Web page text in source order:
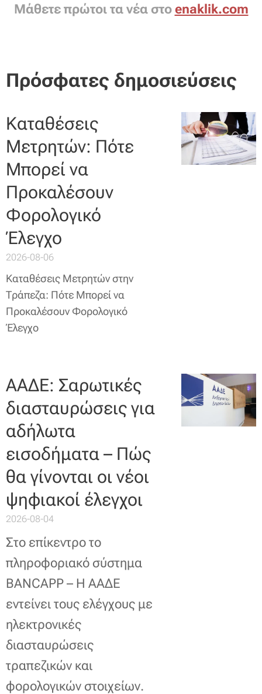
Μάθετε πρώτοι τα νέα στο enaklik.com
Πρόσφατες δημοσιεύσεις
Καταθέσεις
Μετρητών: Πότε
Μπορεί να
Προκαλέσουν
Φορολογικό
Έλεγχο
2026-08-06
Καταθέσεις Μετρητών στην
Τράπεζα: Πότε Μπορεί να
Προκαλέσουν Φορολογικό
Έλεγχο
ΑΑΔΕ: Σαρωτικές
διασταυρώσεις για
αδήλωτα
εισοδήματα – Πώς
θα γίνονται οι νέοι
ψηφιακοί έλεγχοι
2026-08-04
Στο επίκεντρο το
πληροφοριακό σύστημα
BANCAPP – Η ΑΑΔΕ
εντείνει τους ελέγχους με
ηλεκτρονικές
διασταυρώσεις
τραπεζικών και
φορολογικών στοιχείων.